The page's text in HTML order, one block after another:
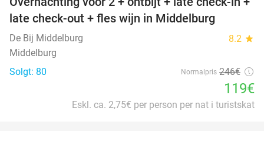
52%
late check-out + fles wijn in Middelburg
De Bij Middelburg 8.2 star
Middelburg
Solgt: 80
Normalpris 246€
119€
Eskl. ca. 2,75€ per person per nat i turistskat